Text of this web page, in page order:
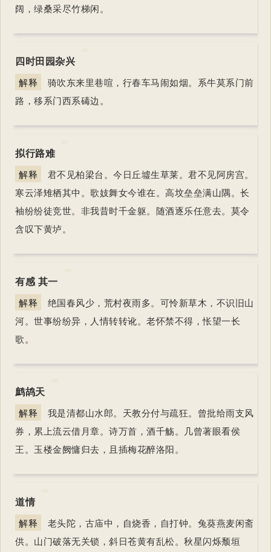
阔，绿桑采尽竹梯闲。
四时田园杂兴
解释
骑吹东来里巷喧，行春车马闹如烟。系牛莫系门前
路，移系门西系碡边。
拟行路难
解释
君不见柏梁台。今日丘墟生草莱。君不见阿房宫。
寒云泽雉栖其中。歌妓舞女今谁在。高坟垒垒满山隅。长
袖纷纷徒竞世。非我昔时千金躯。随酒逐乐任意去。莫令
含叹下黄垆。
有感 其一
解释
绝国春风少，荒村夜雨多。可怜新草木，不识旧山
河。世事纷纷异，人情转转讹。老怀禁不得，怅望一长
歌。
鹧鸪天
解释
我是清都山水郎。天教分付与疏狂。曾批给雨支风
券，累上流云借月章。诗万首，酒千觞。几曾著眼看侯
王。玉楼金阙慵归去，且插梅花醉洛阳。
道情
解释
老头陀，古庙中，自烧香，自打钟。兔葵燕麦闲斋
供。山门破落无关锁，斜日苍黄有乱松。秋星闪烁颓垣